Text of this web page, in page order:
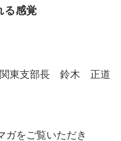
る感覚
東支部長 鈴木 正道
ガをご覧いただき